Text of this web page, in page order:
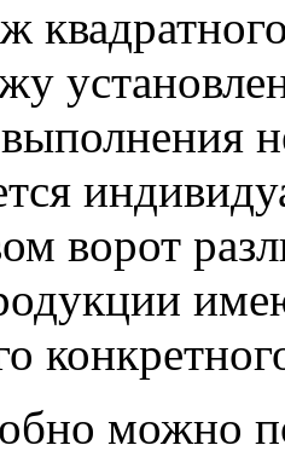
ворот
можно